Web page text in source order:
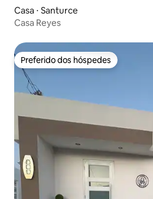
Casa ⋅ Santurce
Casa Reyes
Preferido dos hóspedes
Preferido dos hóspedes